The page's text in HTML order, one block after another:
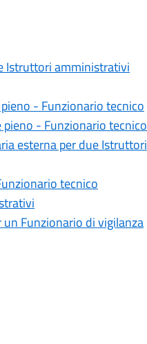
Istruttori amministrativi
- Funzionario tecnico
- Funzionario tecnico
esterna per due Istruttori
tecnico
Funzionario di vigilanza